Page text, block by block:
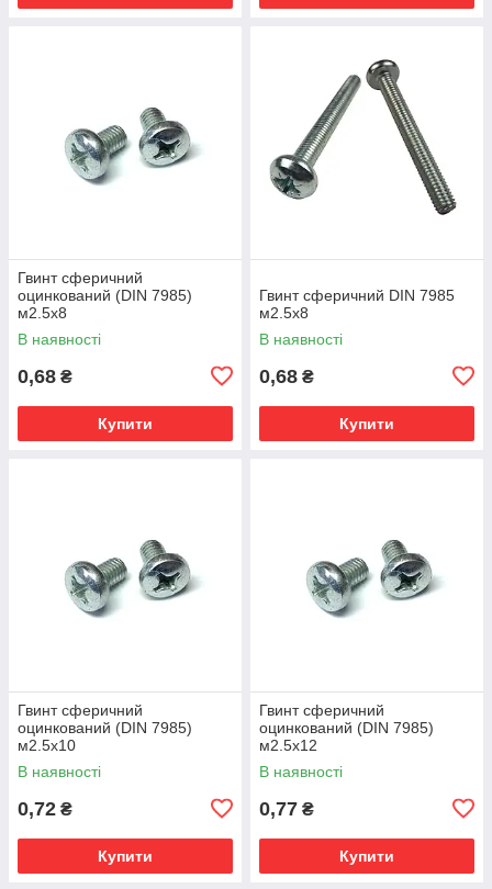
Гвинт сферичний
оцинкований (DIN 7985)
м2.5х8
В наявності
0,68 ₴
Купити
Гвинт сферичний DIN 7985
м2.5х8
В наявності
0,68 ₴
Купити
Гвинт сферичний
оцинкований (DIN 7985)
м2.5х10
В наявності
0,72 ₴
Купити
Гвинт сферичний
оцинкований (DIN 7985)
м2.5х12
В наявності
0,77 ₴
Купити